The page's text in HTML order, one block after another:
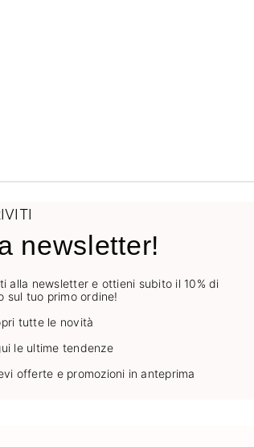
newsletter!
alla newsletter e ottieni subito il 10% di
sul tuo primo ordine!
tutte le novità
le ultime tendenze
offerte e promozioni in anteprima